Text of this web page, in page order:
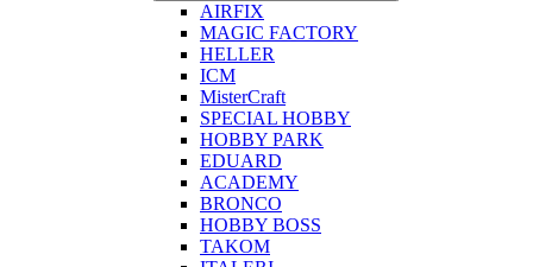
AIRFIX
MAGIC FACTORY
HELLER
ICM
MisterCraft
SPECIAL HOBBY
HOBBY PARK
EDUARD
ACADEMY
BRONCO
HOBBY BOSS
TAKOM